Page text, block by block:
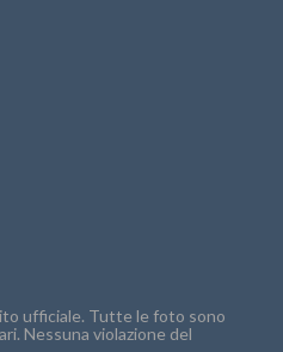
ufficiale. Tutte le foto sono
Nessuna violazione del